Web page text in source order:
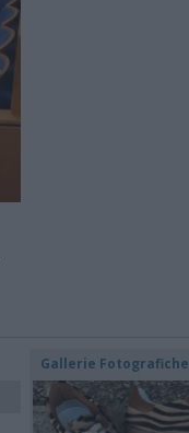
Gallerie Fotografiche